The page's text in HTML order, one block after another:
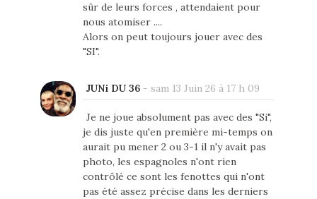
sûr de leurs forces , attendaient pour
nous atomiser ....
Alors on peut toujours jouer avec des
"SI".
JUNi DU 36- sam 13 Juin 26 à 17 h 09
Je ne joue absolument pas avec des "Si",
je dis juste qu'en première mi-temps on
aurait pu mener 2 ou 3-1 il n'y avait pas
photo, les espagnoles n'ont rien
contrôlé ce sont les fenottes qui n'ont
pas été assez précise dans les derniers